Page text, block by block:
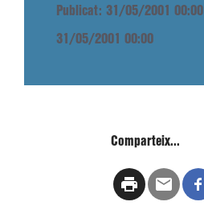
Publicat: 31/05/2001 00:00
31/05/2001 00:00
Comparteix...